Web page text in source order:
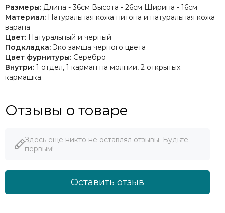
Размеры: Длина - 36см Высота - 26см Ширина - 16см
Материал: Натуральная кожа питона и натуральная кожа
варана
Цвет: Натуральный и черный
Подкладка: Эко замша черного цвета
Цвет фурнитуры: Серебро
Внутри: 1 отдел, 1 карман на молнии, 2 открытых
кармашка.
Отзывы о товаре
Здесь еще никто не оставлял отзывы. Будьте
первым!
Оставить отзыв